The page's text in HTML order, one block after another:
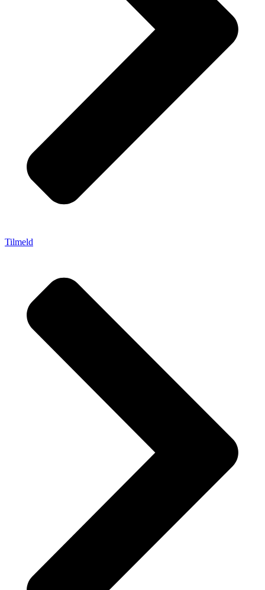
Tilmeld